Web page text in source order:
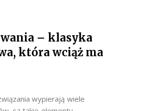
– klasyka
która wciąż ma
wypierają wiele